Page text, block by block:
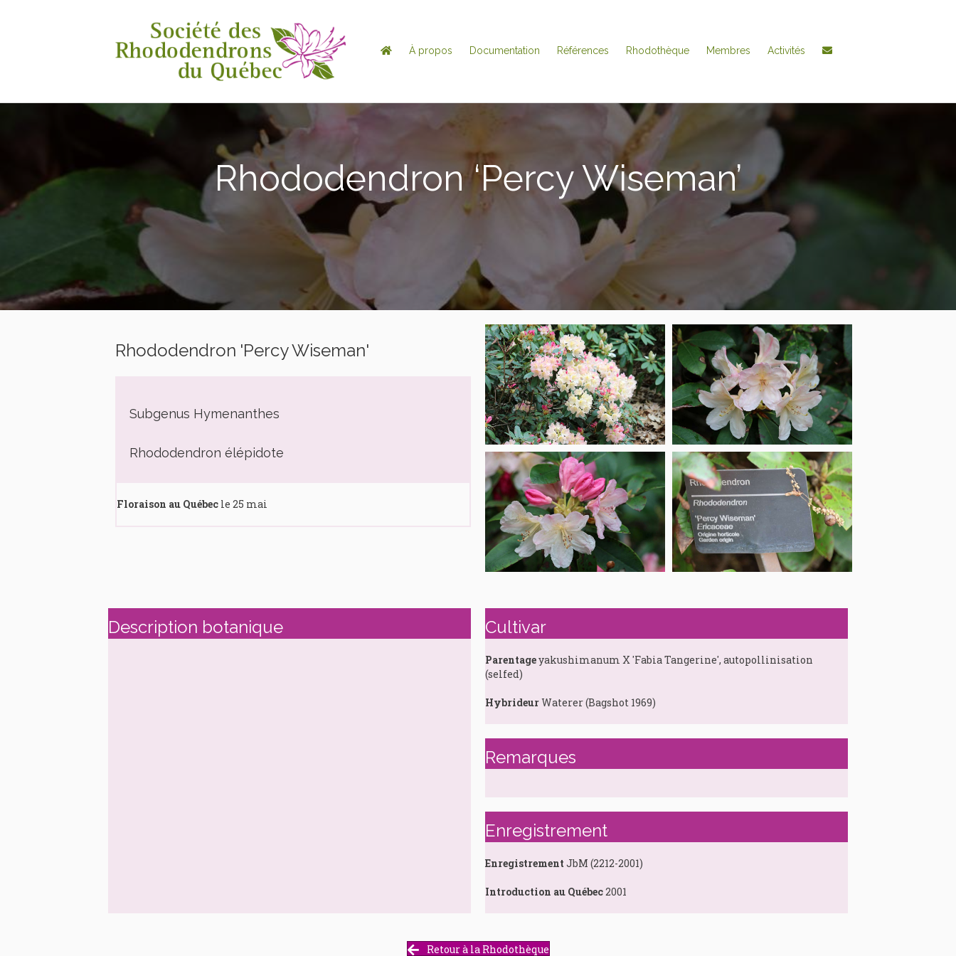
À propos Documentation Références Rhodothèque Membres Activités
Rhododendron ‘Percy Wiseman’
Rhododendron 'Percy Wiseman'
Subgenus Hymenanthes
Rhododendron élépidote
Floraison au Québec le 25 mai
Description botanique Cultivar
Parentageyakushimanum X 'Fabia Tangerine', autopollinisation
(selfed)
HybrideurWaterer (Bagshot 1969)
Remarques
Enregistrement
Enregistrement JbM (2212-2001)
Introduction au Québec2001
Retour à la Rhodothèque